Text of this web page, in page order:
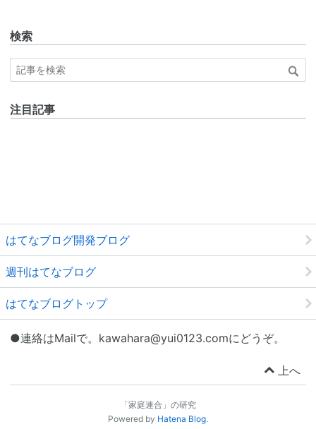
検索
注目記事
はてなブログ開発ブログ
週刊はてなブログ
はてなブログトップ
●連絡はMailで。kawahara@yui0123.comにどうぞ。
上へ
「家庭連合」の研究
Powered by Hatena Blog.